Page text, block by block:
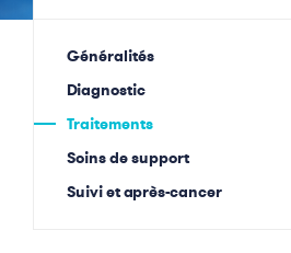
Généralités
Diagnostic
Traitements
Soins de support
Suivi et après-cancer